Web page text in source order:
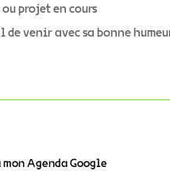
projet en cours
venir avec sa bonne
Agenda Google